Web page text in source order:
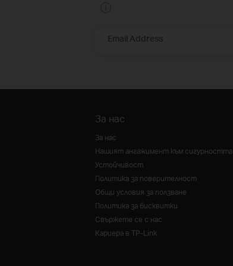
Email Address
За нас
За нас
Нашият ангажимент към сигурността
Устойчивост
Политика за поверителност
Общи условия за ползване
Политика за бисквитки
Свържете се с нас
Кариера в TP-Link